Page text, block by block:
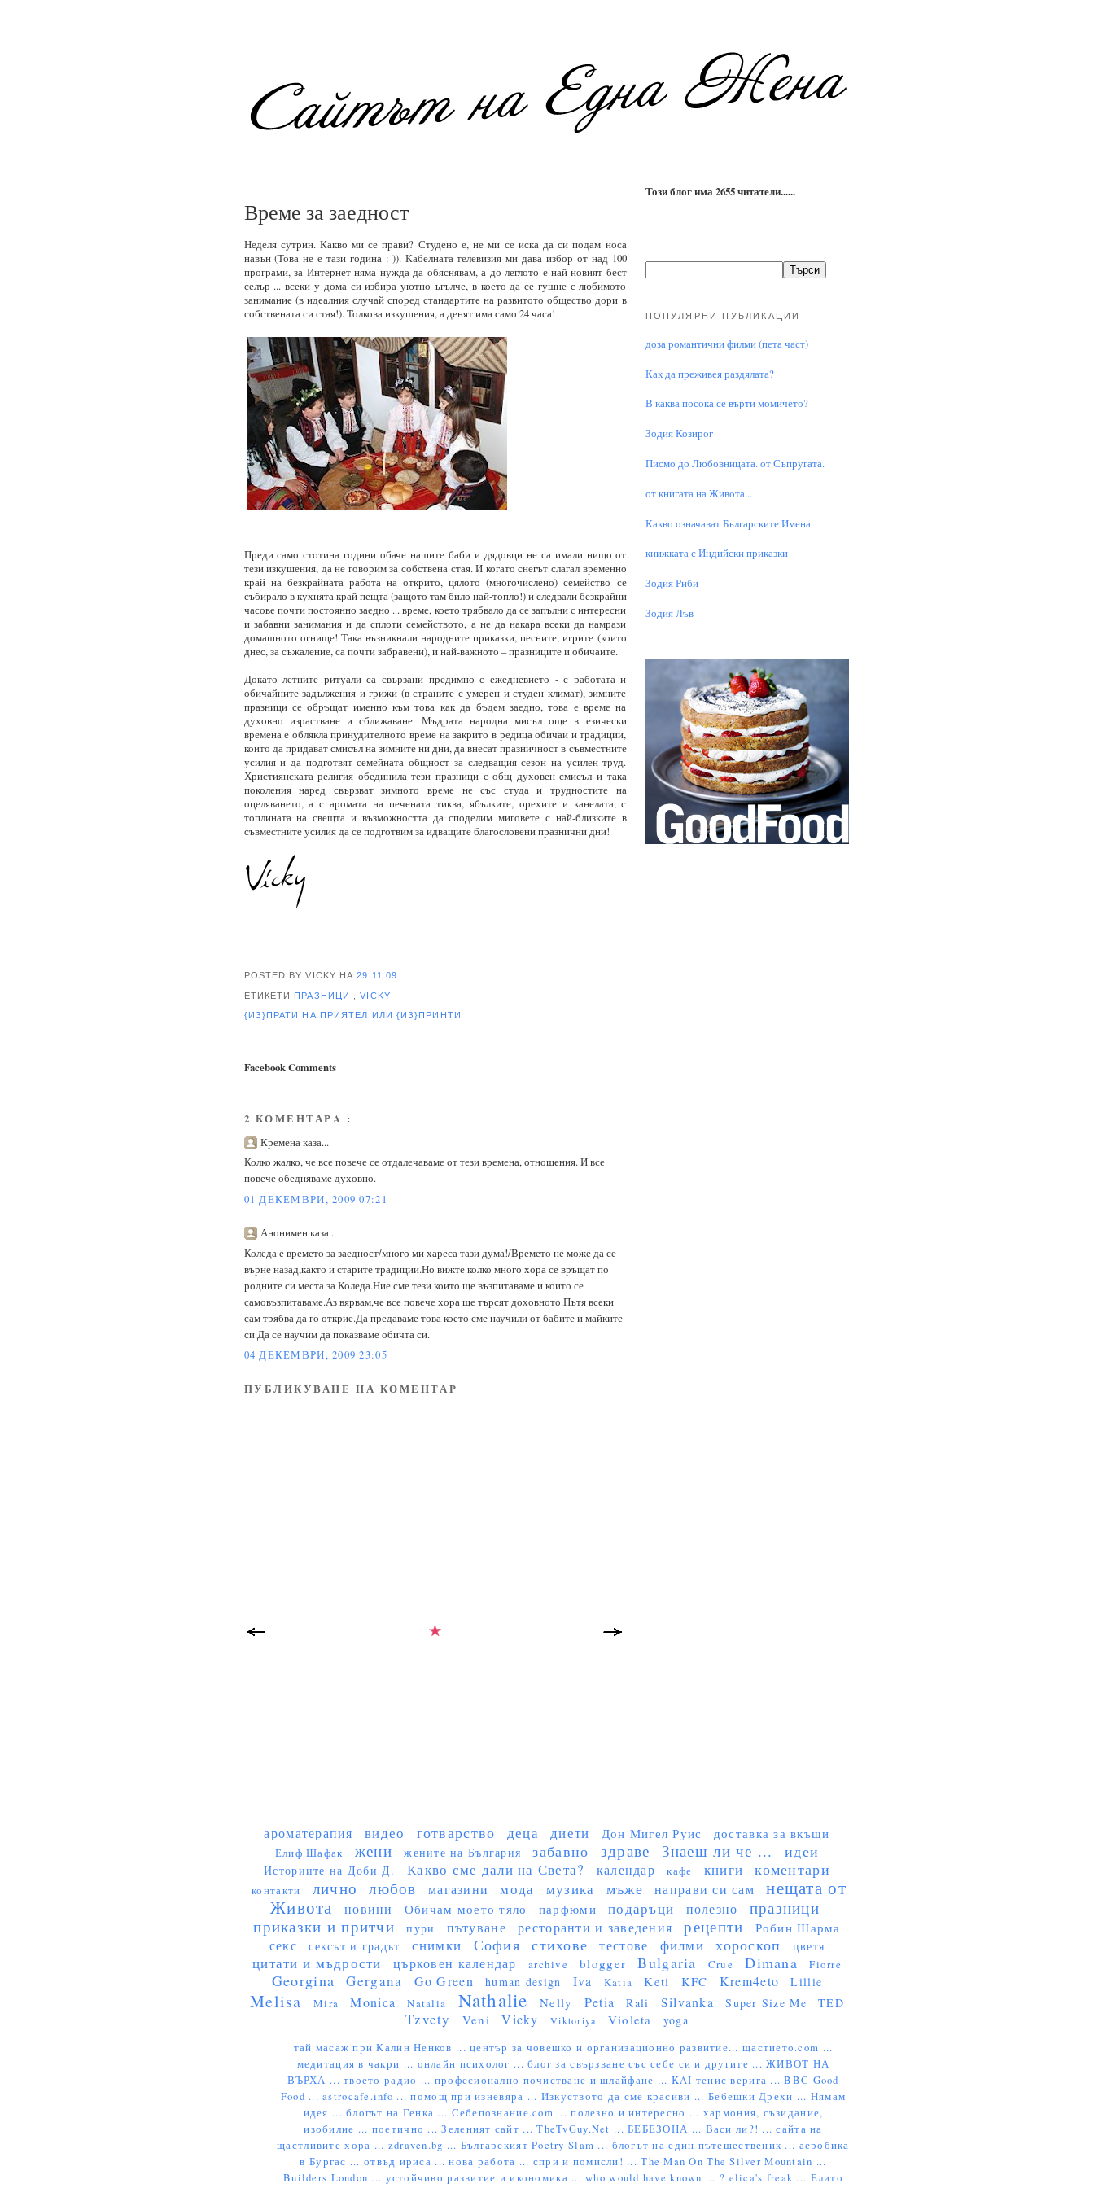
Време за заедност
Неделя сутрин. Какво ми се прави? Студено е, не ми се иска да си подам носа
навън (Това не е тази година :-)). Кабелната телевизия ми дава избор от над 100
програми, за Интернет няма нужда да обяснявам, а до леглото е най-новият бест
селър ... всеки у дома си избира уютно ъгълче, в което да се гушне с любимото
занимание (в идеалния случай според стандартите на развитото общество дори в
собствената си стая!). Толкова изкушения, а денят има само 24 часа!
Преди само стотина години обаче нашите баби и дядовци не са имали нищо от
тези изкушения, да не говорим за собствена стая. И когато снегът слагал временно
край на безкрайната работа на открито, цялото (многочислено) семейство се
събирало в кухнята край пещта (защото там било най-топло!) и следвали безкрайни
часове почти постоянно заедно ... време, което трябвало да се запълни с интересни
и забавни занимания и да сплоти семейството, а не да накара всеки да намрази
домашното огнище! Така възникнали народните приказки, песните, игрите (които
днес, за съжаление, са почти забравени), и най-важното – празниците и обичаите.
Докато летните ритуали са свързани предимно с ежедневието - с работата и
обичайните задължения и грижи (в страните с умерен и студен климат), зимните
празници се обръщат именно към това как да бъдем заедно, това е време на
духовно израстване и сближаване. Мъдрата народна мисъл още в езически
времена е облякла принудителното време на закрито в редица обичаи и традиции,
които да придават смисъл на зимните ни дни, да внесат празничност в съвместните
усилия и да подготвят семейната общност за следващия сезон на усилен труд.
Християнската религия обединила тези празници с общ духовен смисъл и така
поколения наред свързват зимното време не със студа и трудностите на
оцеляването, а с аромата на печената тиква, ябълките, орехите и канелата, с
топлината на свещта и възможността да споделим миговете с най-близките в
съвместните усилия да се подготвим за идващите благословени празнични дни!
POSTED BY VICKY НА29.11.09
ЕТИКЕТИ ПРАЗНИЦИ ,VICKY
{ИЗ}ПРАТИ НА ПРИЯТЕЛ ИЛИ {ИЗ}ПРИНТИ
Facebook Comments
2 КОМЕНТАРA :
Кремена каза...
Колко жалко, че все повече се отдалечаваме от тези времена, отношения. И все
повече обедняваме духовно.
01 ДЕКЕМВРИ, 2009 07:21
Анонимен каза...
Коледа е времето за заедност/много ми хареса тази дума!/Времето не може да се
върне назад,както и старите традиции.Но вижте колко много хора се връщат по
родните си места за Коледа.Ние сме тези които ще възпитаваме и които се
самовъзпитаваме.Аз вярвам,че все повече хора ще търсят доховното.Пътя всеки
сам трябва да го открие.Да предаваме това което сме научили от бабите и майките
си.Да се научим да показваме обичта си.
04 ДЕКЕМВРИ, 2009 23:05
ПУБЛИКУВАНЕ НА КОМЕНТАР
Този блог има 2655 читатели......
ПОПУЛЯРНИ ПУБЛИКАЦИИ
доза романтични филми (пета част)
Как да преживея раздялата?
В каква посока се върти момичето?
Зодия Козирог
Писмо до Любовницата. от Съпругата.
от книгата на Живота...
Какво означават Българските Имена
книжката с Индийски приказки
Зодия Риби
Зодия Лъв
ароматерапия видео готварство деца диети Дон Мигел Руис доставка за вкъщи
Елиф Шафак жени жените на България забавно здраве Знаеш ли че ... идеи
Историите на Доби Д. Какво сме дали на Света? календар кафе книги коментари
контакти лично любов магазини мода музика мъже направи си сам
нещата от
Живота
новини Обичам моето тяло парфюми подаръци полезно
празници
приказки и притчи
пури пътуване ресторанти и заведения рецепти Робин Шарма
секс сексът и градът снимки София стихове тестове филми хороскоп цветя
цитати и мъдрости църковен календар archive blogger Bulgaria Crue Dimana Fiorre
Georgina Gergana Go Green human design Iva Katia Keti KFC Krem4eto Lillie
Melisa Mira Monica Natalia Nathalie Nelly Petia Rali Silvanka Super Size Me TED
Tzvety Veni Vicky Viktoriya Violeta yoga
тай масаж при Калин Ненков ...център за човешко и организационно развитие... щастието.com ...
медитация в чакри ... онлайн психолог ...блог за свързване със себе си и другите ...ЖИВОТ НА
ВЪРХА ...твоето радио ... професионално почистване и шлайфане ... KAI тенис верига ...BBC Good
Food ...astrocafe.info ...помощ при изневяра ... Изкуството да сме красиви ... Бебешки Дрехи ... Нямам
идея ...блогът на Генка ... Себепознание.com ...полезно и интересно ... хармония, съзидание,
изобилие ... поетично ...Зеленият сайт ...TheTvGuy.Net ...БЕБЕЗОНА ... Васи ли?! ...сайта на
щастливите хора ... zdraven.bg ... Българският Poetry Slam ... блогът на един пътешественик ... аеробика
в Бургас ... отвъд ириса ...нова работа ... спри и помисли! ...The Man On The Silver Mountain ...
Builders London ... устойчиво развитие и икономика ...who would have known ... ? elica's freak ... Елито